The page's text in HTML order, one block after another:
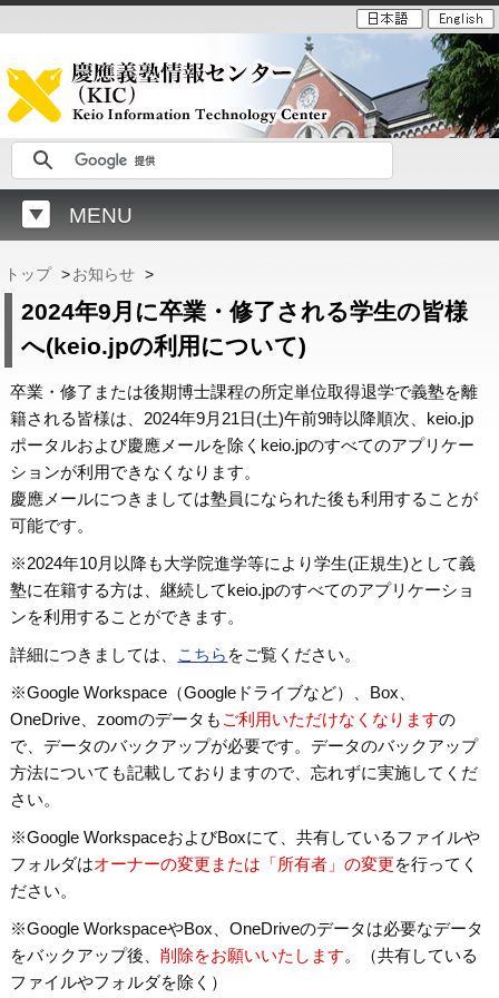
MENU
トップ >お知らせ >
2024年9月に卒業・修了される学生の皆様
へ(keio.jpの利用について)
卒業・修了または後期博士課程の所定単位取得退学で義塾を離
籍される皆様は、2024年9月21日(土)午前9時以降順次、keio.jp
ポータルおよび慶應メールを除くkeio.jpのすべてのアプリケー
ションが利用できなくなります。
慶應メールにつきましては塾員になられた後も利用することが
可能です。
※2024年10月以降も大学院進学等により学生(正規生)として義
塾に在籍する方は、継続してkeio.jpのすべてのアプリケーショ
ンを利用することができます。
詳細につきましては、 こちら をご覧ください。
※Google Workspace（Googleドライブなど）、Box、
OneDrive、zoomのデータも ご利用いただけなくなりますの
で、データのバックアップが必要です。データのバックアップ
方法についても記載しておりますので、忘れずに実施してくだ
さい。
※Google WorkspaceおよびBoxにて、共有しているファイルや
フォルダはオーナーの変更または「所有者」の変更を行ってく
ださい。
※Google WorkspaceやBox、OneDriveのデータは必要なデータ
をバックアップ後、削除をお願いいたします。（共有している
ファイルやフォルダを除く）